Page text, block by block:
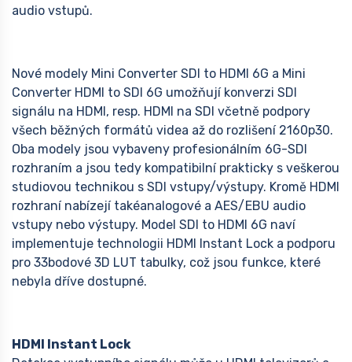
audio vstupů.
Nové modely Mini Converter SDI to HDMI 6G a Mini
Converter HDMI to SDI 6G umožňují konverzi SDI
signálu na HDMI, resp. HDMI na SDI včetně podpory
všech běžných formátů videa až do rozlišení 2160p30.
Oba modely jsou vybaveny profesionálním 6G-SDI
rozhraním a jsou tedy kompatibilní prakticky s veškerou
studiovou technikou s SDI vstupy/výstupy. Kromě HDMI
rozhraní nabízejí takéanalogové a AES/EBU audio
vstupy nebo výstupy. Model SDI to HDMI 6G naví
implementuje technologii HDMI Instant Lock a podporu
pro 33bodové 3D LUT tabulky, což jsou funkce, které
nebyla dříve dostupné.
HDMI Instant Lock